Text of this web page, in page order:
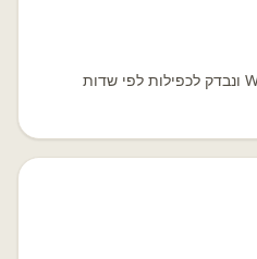
ליד מגיע מטופס או WhatsApp ונבדק לכפילות לפי שדות